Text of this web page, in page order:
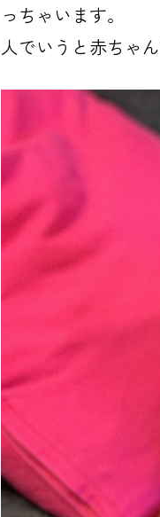
っちゃいます。
人でいうと赤ちゃん